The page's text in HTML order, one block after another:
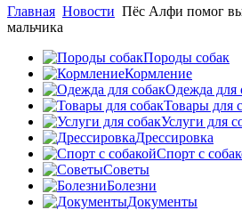
Главная Новости Пёс Алфи помог
мальчика
Породы собак
Кормление
Одежда для
Товары для
Услуги для
Дрессировка
Спорт с
Советы
Болезни
Документы